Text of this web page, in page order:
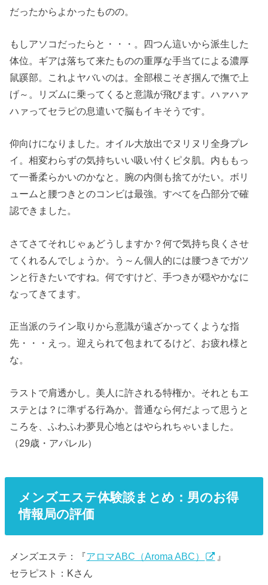
だったからよかったものの。
もしアソコだったらと・・・。四つん這いから派生した
体位。ギアは落ちて来たものの重厚な手当てによる濃厚
鼠蹊部。これよヤバいのは。全部根こそぎ掴んで撫で上
げ～。リズムに乗ってくると意識が飛びます。ハァハァ
ハァってセラピの息遣いで脳もイキそうです。
仰向けになりました。オイル大放出でヌリヌリ全身プレ
イ。相変わらずの気持ちいい吸い付くピタ肌。内ももっ
て一番柔らかいのかなと。腕の内側も捨てがたい。ボリ
ュームと腰つきとのコンビは最強。すべてを凸部分で確
認できました。
さてさてそれじゃぁどうしますか？何で気持ち良くさせ
てくれるんでしょうか。う～ん個人的には腰つきでガツ
ンと行きたいですね。何ですけど、手つきが穏やかなに
なってきてます。
正当派のライン取りから意識が遠ざかってくような指
先・・・えっ。迎えられて包まれてるけど、お疲れ様と
な。
ラストで肩透かし。美人に許される特権か。それともエ
ステとは？に準ずる行為か。普通なら何だよって思うと
ころを、ふわふわ夢見心地とはやられちゃいました。
（29歳・アパレル）
メンズエステ体験談まとめ：男のお得
情報局の評価
メンズエステ：『アロマABC（Aroma ABC）
』
セラピスト：Kさん